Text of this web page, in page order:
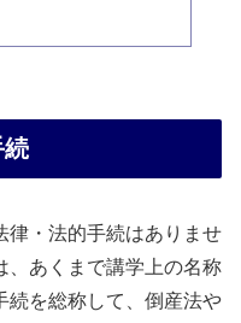
続
律・法的手続はありませ
、あくまで講学上の名称
続を総称して、倒産法や